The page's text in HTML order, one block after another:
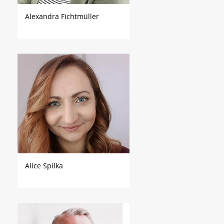
Alexandra Fichtmüller
Alice Spilka